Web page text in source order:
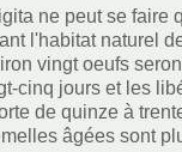
ne peut se faire
l'habitat naturel
vingt oeufs
cinq jours et les
de quinze à
âgées sont